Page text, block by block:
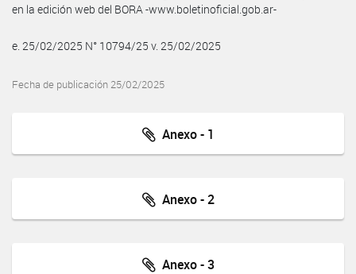
en la edición web del BORA -www.boletinoficial.gob.ar-
e. 25/02/2025 N° 10794/25 v. 25/02/2025
Fecha de publicación 25/02/2025
Anexo - 1
Anexo - 2
Anexo - 3